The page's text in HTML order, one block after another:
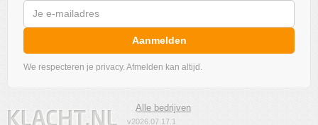
Aanmelden
We respecteren je privacy. Afmelden kan altijd.
Alle bedrijven
v2026.07.17.1